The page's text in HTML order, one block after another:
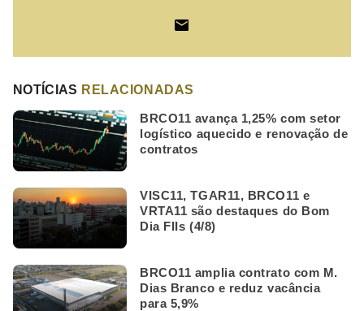
NOTÍCIAS RELACIONADAS
BRCO11 avança 1,25% com setor
logístico aquecido e renovação de
contratos
VISC11, TGAR11, BRCO11 e
VRTA11 são destaques do Bom
Dia FIIs (4/8)
BRCO11 amplia contrato com M.
Dias Branco e reduz vacância
para 5,9%